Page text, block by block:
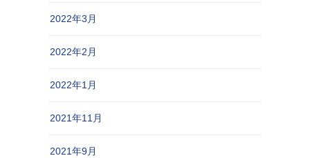
2022年3月
2022年2月
2022年1月
2021年11月
2021年9月